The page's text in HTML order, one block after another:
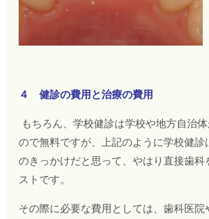
４ 健診の費用と治療の費用
もちろん、学校健診は学校や地方自治
ので無料ですが、上記のように学校健診
のきっかけだと思って、やはり直接歯科
ストです。
その際に必要な費用としては、歯科医